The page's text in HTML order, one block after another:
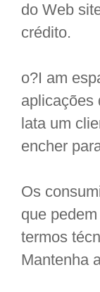
do Web
crédito.
o?I am
aplicações
lata um
encher
Os
que
termos
Mantenha